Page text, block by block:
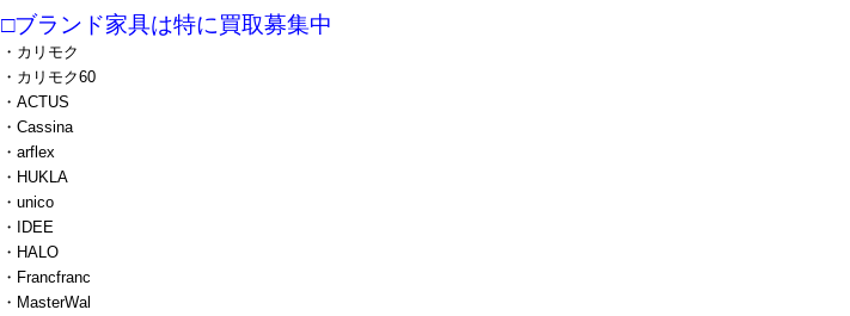
□ブランド家具は特に買取募集中
・カリモク
・カリモク60
・ACTUS
・Cassina
・arflex
・HUKLA
・unico
・IDEE
・HALO
・Francfranc
・MasterWal